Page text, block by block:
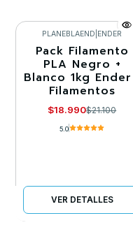
-10%
Agotado
PLANEBLAEND ENDER
Pack Filamento
PLA Negro +
Blanco 1kg Ender |
Filamentos
$18.990$21.100
5.0
VER DETALLES